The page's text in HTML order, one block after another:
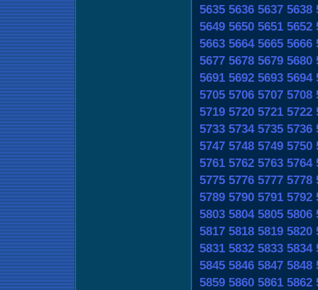
5635 5636 5637 5638
5649 5650 5651 5652
5663 5664 5665 5666
5677 5678 5679 5680
5691 5692 5693 5694
5705 5706 5707 5708
5719 5720 5721 5722
5733 5734 5735 5736
5747 5748 5749 5750
5761 5762 5763 5764
5775 5776 5777 5778
5789 5790 5791 5792
5803 5804 5805 5806
5817 5818 5819 5820
5831 5832 5833 5834
5845 5846 5847 5848
5859 5860 5861 5862